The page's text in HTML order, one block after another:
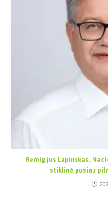
Remigijus Lapinskas.
stiklinė pusiau